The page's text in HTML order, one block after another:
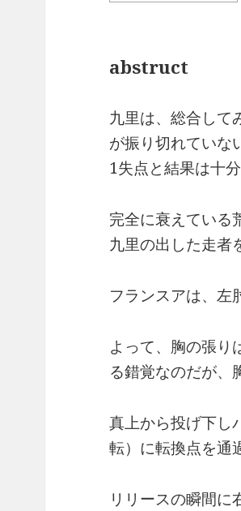
abstruct
九里は、総合して
が振り切れていな
1失点と結果は十分
完全に衰えている
九里の出した走者
フランスアは、左
よって、胸の張り
る錯覚なのだが、
真上から投げ下し
転）に転換点を通
リリースの瞬間